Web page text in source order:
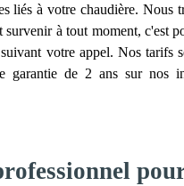
liés à votre chaudière.
survenir à tout moment, c'est
votre appel. Nos tarifs
garantie de 2 ans sur nos